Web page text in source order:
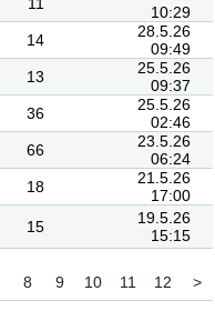
10:29
14
28.5.26
09:49
13
25.5.26
09:37
36
25.5.26
02:46
66
23.5.26
06:24
18
21.5.26
17:00
15
19.5.26
15:15
8 9 10 11 12 >